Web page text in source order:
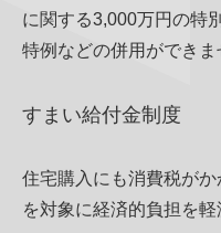
に関する3,000万円の特
特例などの併用ができま
すまい給付金制度
住宅購入にも消費税が
を対象に経済的負担を